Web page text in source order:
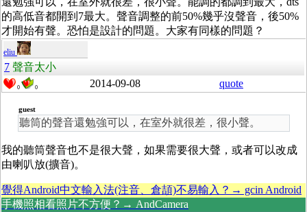
的高低音都開到7最大。聲音調整的前50%幾乎沒聲音，後50%
才開始有聲。恐怕是設計的問題。大家有同樣的問題？
eliu
7 聲音太小
0 0 2014-09-08 quote
guest
聽筒的聲音還勉強可以，在室外就很差，很小聲。
我的聽筒聲音也不是很大聲，如果需要很大聲，或者可以改成
由喇叭放(擴音)。
覺得Android中文輸入法(注音、倉頡)不易輸入？→ gcin Android
手機照相看照片不方便？→ AndCamera